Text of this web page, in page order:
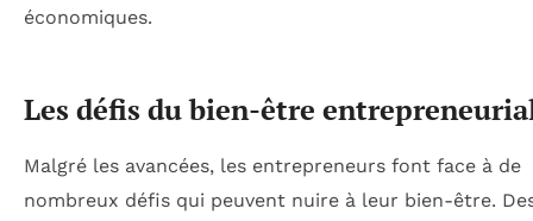
économiques.
Les défis du bien-être
Malgré les avancées, les entrepreneurs font face à de
nombreux défis qui peuvent nuire à leur bien-être.